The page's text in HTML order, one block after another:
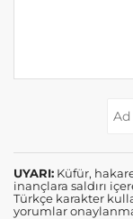
UYARI: Küfür,
inançlara saldırı
Türkçe karakter
yorumlar